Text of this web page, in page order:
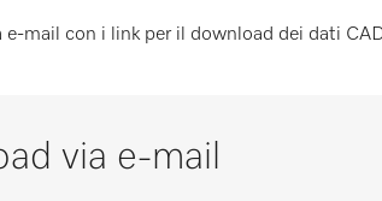
mail con i link per il download dei dati
via e-mail